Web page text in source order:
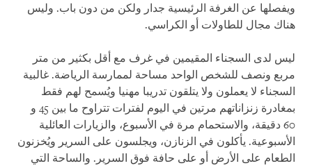
ويفصلها عن الغرفة الرئيسية جدار ولكن من دون باب. وليس
هناك مجال للطاولات أو الكراسي.
ليس لدى السجناء المقيمين في غرف مع أقل بكثير من متر
مربع ونصف للشخص الواحد مساحة لممارسة الرياضة. غالبية
السجناء لا يعملون ولا يتلقون تدريبا مهنيا ويُسمح لهم فقط
بمغادرة زنزاناتهم مرتين في اليوم لفترات تتراوح ما بين 45 و
60 دقيقة، والاستحمام مرة في الأسبوع، والزيارات العائلية
الأسبوعية. يأكلون في الزنازن، ويجلسون على السرير ويُخزنون
الطعام على الأرض أو على حافة فوق السرير. والساحة التي